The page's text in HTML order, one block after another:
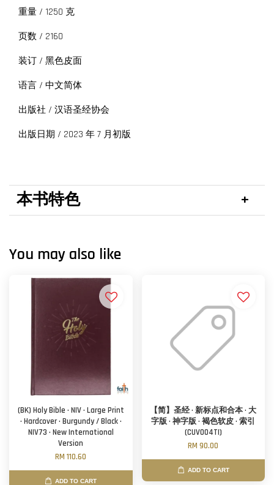
重量 / 1250 克
页数 / 2160
装订 / 黑色皮面
语言 / 中文简体
出版社 / 汉语圣经协会
出版日期 / 2023 年 7 月初版
本书特色
You may also like
(BK) Holy Bible · NIV · Large Print
· Hardcover · Burgundy / Black ·
NIV73 · New International
Version
RM 110.60
ADD TO CART
【简】圣经 · 新标点和合本 · 大
字版 · 神字版 · 褐色软皮 · 索引
(CUV004TI)
RM 90.00
ADD TO CART